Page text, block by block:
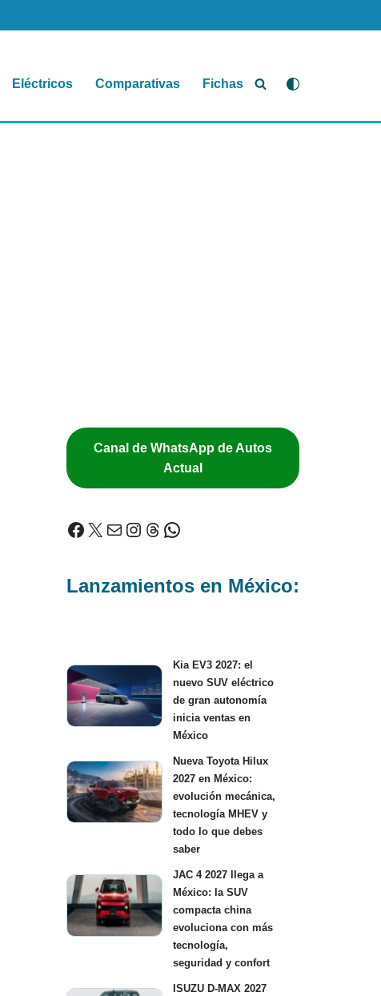
Eléctricos Comparativas Fichas
Canal de WhatsApp de Autos
Actual
Lanzamientos en México:
Kia EV3 2027: el
nuevo SUV eléctrico
de gran autonomía
inicia ventas en
México
Nueva Toyota Hilux
2027 en México:
evolución mecánica,
tecnología MHEV y
todo lo que debes
saber
JAC 4 2027 llega a
México: la SUV
compacta china
evoluciona con más
tecnología,
seguridad y confort
ISUZU D-MAX 2027